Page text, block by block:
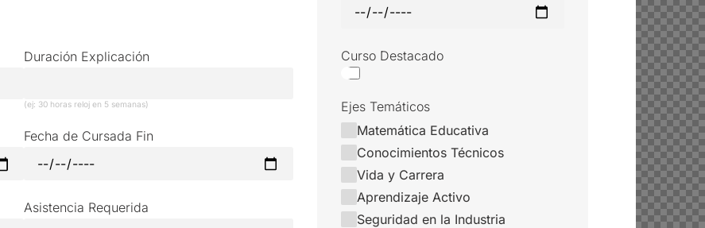
Duración Explicación
(ej: 30 horas reloj en 5 semanas)
Fecha de Cursada Fin
Asistencia Requerida
Curso Destacado
Ejes Temáticos
Matemática Educativa
Conocimientos Técnicos
Vida y Carrera
Aprendizaje Activo
Seguridad en la Industria